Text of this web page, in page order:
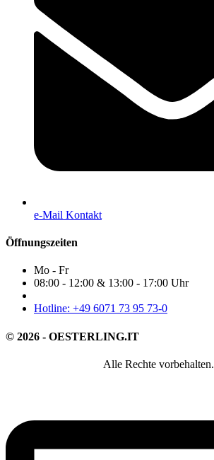
e-Mail Kontakt
Öffnungszeiten
Mo - Fr
08:00 - 12:00 & 13:00 - 17:00 Uhr
Hotline: +49 6071 73 95 73-0
© 2026 - OESTERLING.IT
Alle Rechte vorbehalten.